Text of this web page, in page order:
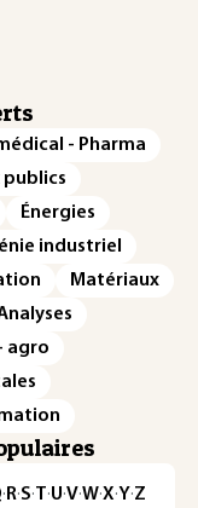
- Pharma
Énergies
industriel
Matériaux
agro
·R·S·T·U·V·W·X·Y·Z